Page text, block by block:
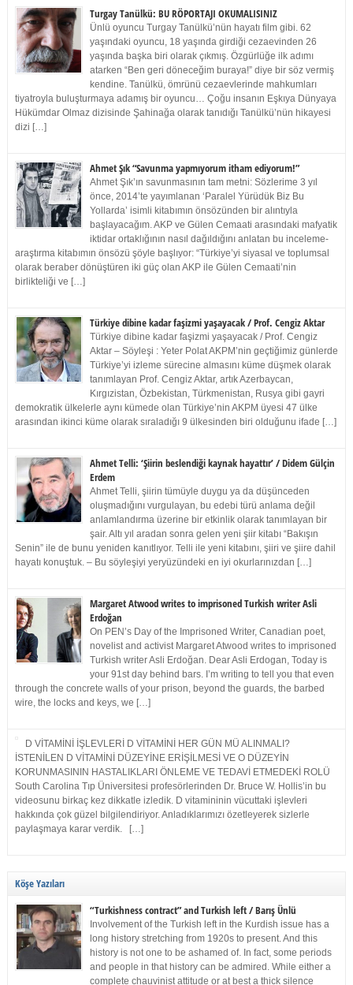
Turgay Tanülkü: BU RÖPORTAJI OKUMALISINIZ
Ünlü oyuncu Turgay Tanülkü’nün hayatı film gibi. 62
yaşındaki oyuncu, 18 yaşında girdiği cezaevinden 26
yaşında başka biri olarak çıkmış. Özgürlüğe ilk adımı
atarken “Ben geri döneceğim buraya!” diye bir söz vermiş
kendine. Tanülkü, ömrünü cezaevlerinde mahkumları
tiyatroyla buluşturmaya adamış bir oyuncu… Çoğu insanın Eşkıya Dünyaya
Hükümdar Olmaz dizisinde Şahinağa olarak tanıdığı Tanülkü’nün hikayesi
dizi […]
Ahmet Şık “Savunma yapmıyorum itham ediyorum!”
Ahmet Şık’ın savunmasının tam metni: Sözlerime 3 yıl
önce, 2014’te yayımlanan ‘Paralel Yürüdük Biz Bu
Yollarda’ isimli kitabımın önsözünden bir alıntıyla
başlayacağım. AKP ve Gülen Cemaati arasındaki mafyatik
iktidar ortaklığının nasıl dağıldığını anlatan bu inceleme-
araştırma kitabımın önsözü şöyle başlıyor: “Türkiye’yi siyasal ve toplumsal
olarak beraber dönüştüren iki güç olan AKP ile Gülen Cemaati’nin
birlikteliği ve […]
Türkiye dibine kadar faşizmi yaşayacak / Prof. Cengiz Aktar
Türkiye dibine kadar faşizmi yaşayacak / Prof. Cengiz
Aktar – Söyleşi : Yeter Polat AKPM’nin geçtiğimiz günlerde
Türkiye’yi izleme sürecine almasını küme düşmek olarak
tanımlayan Prof. Cengiz Aktar, artık Azerbaycan,
Kırgızistan, Özbekistan, Türkmenistan, Rusya gibi gayri
demokratik ülkelerle aynı kümede olan Türkiye’nin AKPM üyesi 47 ülke
arasından ikinci küme olarak sıraladığı 9 ülkesinden biri olduğunu ifade […]
Ahmet Telli: ‘Şiirin beslendiği kaynak hayattır’ / Didem Gülçin
Erdem
Ahmet Telli, şiirin tümüyle duygu ya da düşünceden
oluşmadığını vurgulayan, bu edebi türü anlama değil
anlamlandırma üzerine bir etkinlik olarak tanımlayan bir
şair. Altı yıl aradan sonra gelen yeni şiir kitabı “Bakışın
Senin” ile de bunu yeniden kanıtlıyor. Telli ile yeni kitabını, şiiri ve şiire dahil
hayatı konuştuk. – Bu söyleşiyi yeryüzündeki en iyi okurlarınızdan […]
Margaret Atwood writes to imprisoned Turkish writer Asli
Erdoğan
On PEN’s Day of the Imprisoned Writer, Canadian poet,
novelist and activist Margaret Atwood writes to imprisoned
Turkish writer Asli Erdoğan. Dear Asli Erdogan, Today is
your 91st day behind bars. I’m writing to tell you that even
through the concrete walls of your prison, beyond the guards, the barbed
wire, the locks and keys, we […]
D VİTAMİNİ İŞLEVLERİ D VİTAMİNİ HER GÜN MÜ ALINMALI?
İSTENİLEN D VİTAMİNİ DÜZEYİNE ERİŞİLMESİ VE O DÜZEYİN
KORUNMASININ HASTALIKLARI ÖNLEME VE TEDAVİ ETMEDEKİ ROLÜ
South Carolina Tıp Üniversitesi profesörlerinden Dr. Bruce W. Hollis’in bu
videosunu birkaç kez dikkatle izledik. D vitamininin vücuttaki işlevleri
hakkında çok güzel bilgilendiriyor. Anladıklarımızı özetleyerek sizlerle
paylaşmaya karar verdik. […]
Köşe Yazıları
“Turkishness contract” and Turkish left / Barış Ünlü
Involvement of the Turkish left in the Kurdish issue has a
long history stretching from 1920s to present. And this
history is not one to be ashamed of. In fact, some periods
and people in that history can be admired. While either a
complete chauvinist attitude or at best a thick silence